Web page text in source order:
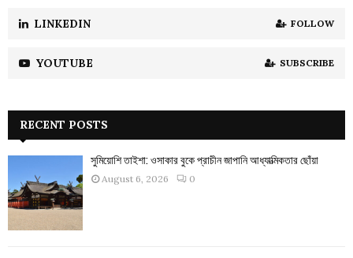
LINKEDIN FOLLOW
YOUTUBE SUBSCRIBE
RECENT POSTS
সুমিয়োশি তাইশা: ওসাকার বুকে প্রাচীন জাপানি আধ্যাত্মিকতার ছোঁয়া
August 6, 2026 0